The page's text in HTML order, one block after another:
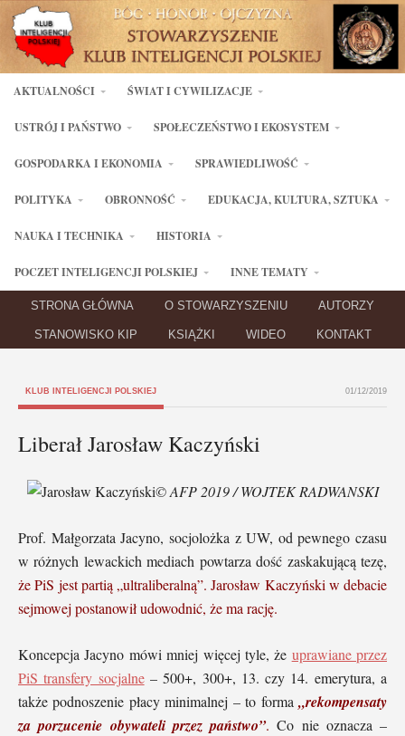
AKTUALNOŚCI ŚWIAT I CYWILIZACJE
USTRÓJ I PAŃSTWO SPOŁECZEŃSTWO I EKOSYSTEM
GOSPODARKA I EKONOMIA SPRAWIEDLIWOŚĆ
POLITYKA OBRONNOŚĆ EDUKACJA, KULTURA, SZTUKA
NAUKA I TECHNIKA HISTORIA
POCZET INTELIGENCJI POLSKIEJ INNE TEMATY
STRONA GŁÓWNA O STOWARZYSZENIU AUTORZY
STANOWISKO KIP KSIĄŻKI WIDEO KONTAKT
KLUB INTELIGENCJI POLSKIEJ 01/12/2019
Liberał Jarosław Kaczyński
© AFP 2019 / WOJTEK RADWANSKI
Prof. Małgorzata Jacyno, socjolożka z UW, od pewnego czasu
w różnych lewackich mediach powtarza dość zaskakującą tezę,
że PiS jest partią „ultraliberalną”. Jarosław Kaczyński w debacie
sejmowej postanowił udowodnić, że ma rację.
Koncepcja Jacyno mówi mniej więcej tyle, że uprawiane przez
PiS transfery socjalne– 500+, 300+, 13. czy 14. emerytura, a
także podnoszenie płacy minimalnej – to forma „rekompensaty
za porzucenie obywateli przez państwo”. Co nie oznacza –